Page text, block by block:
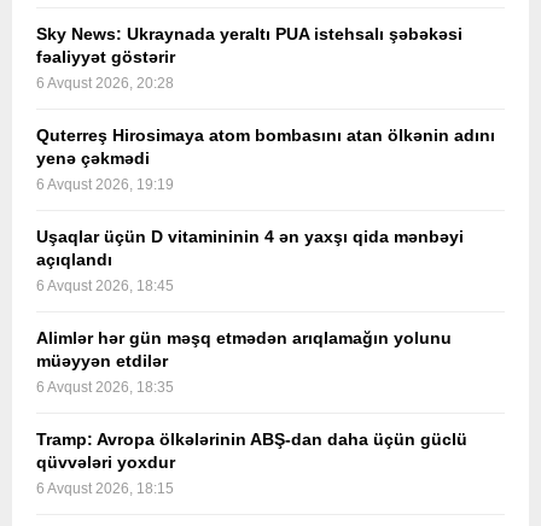
Sky News: Ukraynada yeraltı PUA istehsalı şəbəkəsi
fəaliyyət göstərir
6 Avqust 2026, 20:28
Quterreş Hirosimaya atom bombasını atan ölkənin adını
yenə çəkmədi
6 Avqust 2026, 19:19
Uşaqlar üçün D vitamininin 4 ən yaxşı qida mənbəyi
açıqlandı
6 Avqust 2026, 18:45
Alimlər hər gün məşq etmədən arıqlamağın yolunu
müəyyən etdilər
6 Avqust 2026, 18:35
Tramp: Avropa ölkələrinin ABŞ-dan daha üçün güclü
qüvvələri yoxdur
6 Avqust 2026, 18:15